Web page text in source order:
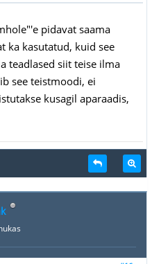
pidavat saama
ka kasutatud, kuid see
teadlased siit teise ilma
see teistmoodi, ei
kusagil aparaadis,